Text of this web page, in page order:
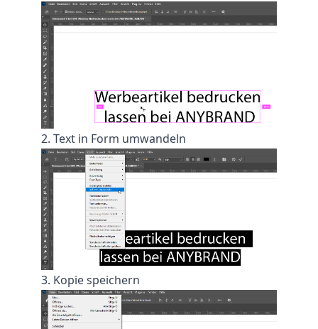
2. Text in Form umwandeln
3. Kopie speichern